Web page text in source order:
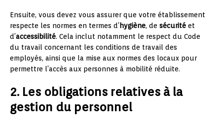
Ensuite, vous devez vous assurer que votre établissement
respecte les normes en termes d’hygiène, de sécurité et
d’accessibilité. Cela inclut notamment le respect du Code
du travail concernant les conditions de travail des
employés, ainsi que la mise aux normes des locaux pour
permettre l’accès aux personnes à mobilité réduite.
2. Les obligations relatives à la
gestion du personnel